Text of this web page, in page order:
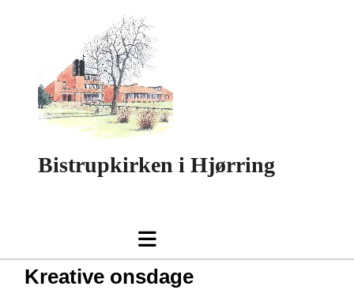
Bistrupkirken i Hjørring
Kreative onsdage